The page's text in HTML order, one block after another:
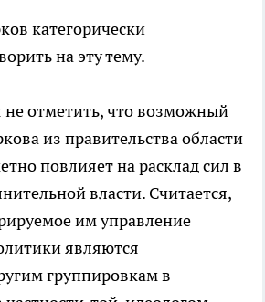
категорически
на эту тему.
не отметить, что возможный
из правительства области
повлияет на расклад сил в
власти. Считается,
им управление
являются
группировкам в